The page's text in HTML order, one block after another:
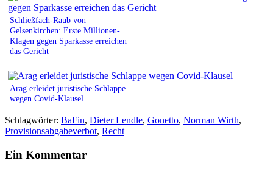
Schließfach-Raub von
Gelsenkirchen: Erste Millionen-
Klagen gegen Sparkasse erreichen
das Gericht
Arag erleidet juristische Schlappe
wegen Covid-Klausel
Schlagwörter: BaFin, Dieter Lendle, Gonetto, Norman Wirth,
Provisionsabgabeverbot, Recht
Ein Kommentar